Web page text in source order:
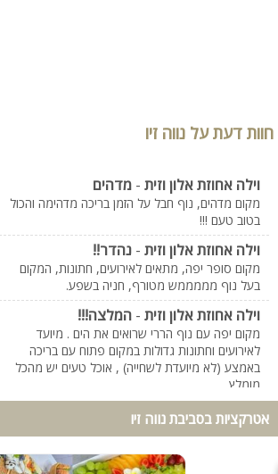
חוות דעת על נווה זיו
וילה אחוזת אלון וזית - מדהים
מקום מדהים, נוף חבל על הזמן בריכה מדהימה והכול
בטוב טעם !!!
וילה אחוזת אלון וזית - נהדר!!
מקום סופר יפה, מתאים לאירועים, חתונות, המקום
בעל נוף מממממש מטורף, חניה בשפע.
וילה אחוזת אלון וזית - המלצה!!!
מקום יפה עם נוף הררי שרואים את הים . מיועד
לאירועים וחתונות גדולות במקום פתוח עם בריכה
באמצע (לא מיועדת לשחייה) , אוכל טעים יש מהכל
מומלץ .
וילה אחוזת אלון וזית -מקום מדהים מומלץ
פשוט מקסים, המיקום, הנוף השירות, בעל הוילה
פשוט חלום ממליצה בחום אנחנו בטוח נחזור
אטרקציות בסביבת נווה זיו